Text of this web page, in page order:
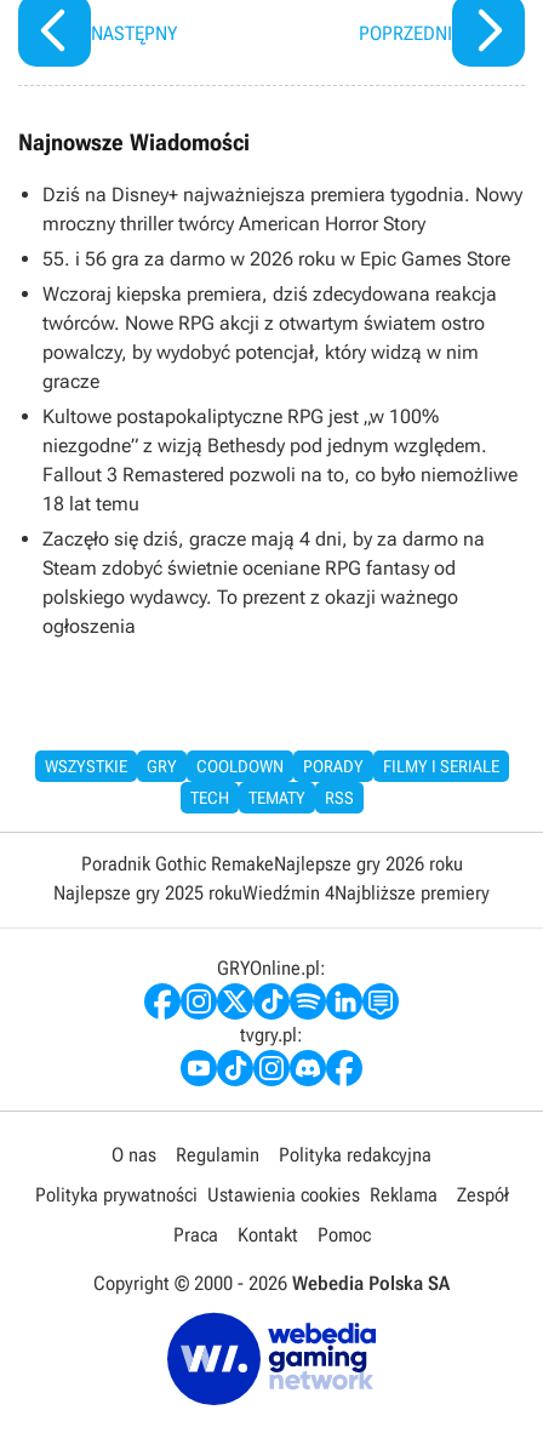
NASTĘPNY POPRZEDNI
Najnowsze Wiadomości
Dziś na Disney+ najważniejsza premiera tygodnia. Nowy
mroczny thriller twórcy American Horror Story
55. i 56 gra za darmo w 2026 roku w Epic Games Store
Wczoraj kiepska premiera, dziś zdecydowana reakcja
twórców. Nowe RPG akcji z otwartym światem ostro
powalczy, by wydobyć potencjał, który widzą w nim
gracze
Kultowe postapokaliptyczne RPG jest „w 100%
niezgodne” z wizją Bethesdy pod jednym względem.
Fallout 3 Remastered pozwoli na to, co było niemożliwe
18 lat temu
Zaczęło się dziś, gracze mają 4 dni, by za darmo na
Steam zdobyć świetnie oceniane RPG fantasy od
polskiego wydawcy. To prezent z okazji ważnego
ogłoszenia
WSZYSTKIE GRY COOLDOWN PORADY
FILMY I SERIALE
TECH
TEMATY RSS
Poradnik Gothic RemakeNajlepsze gry 2026 roku
Najlepsze gry 2025 rokuWiedźmin 4Najbliższe premiery
GRYOnline.pl:
tvgry.pl:
O nas Regulamin
Polityka redakcyjna
Polityka prywatności Ustawienia cookies Reklama
Zespół
Praca
Kontakt Pomoc
Copyright © 2000 - 2026 Webedia Polska SA